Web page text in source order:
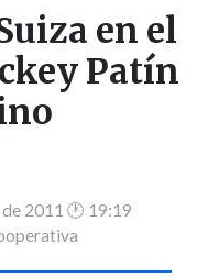
en el
Patín
2011 🕐 19:19